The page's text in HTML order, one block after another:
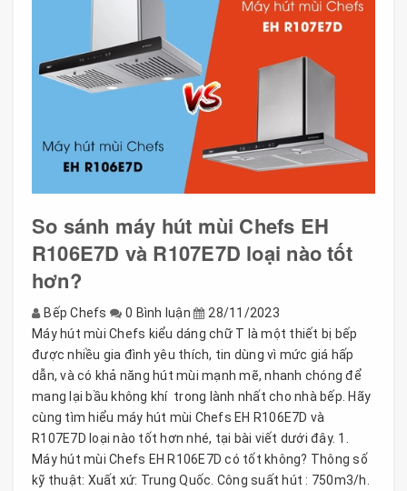
So sánh máy hút mùi Chefs EH
R106E7D và R107E7D loại nào tốt
hơn?
Bếp Chefs 0 Bình luận
28/11/2023
Máy hút mùi Chefs kiểu dáng chữ T là một thiết bị bếp
được nhiều gia đình yêu thích, tin dùng vì mức giá hấp
dẫn, và có khả năng hút mùi mạnh mẽ, nhanh chóng để
mang lại bầu không khí trong lành nhất cho nhà bếp. Hãy
cùng tìm hiểu máy hút mùi Chefs EH R106E7D và
R107E7D loại nào tốt hơn nhé, tại bài viết dưới đây. 1.
Máy hút mùi Chefs EH R106E7D có tốt không? Thông số
kỹ thuật: Xuất xứ: Trung Quốc. Công suất hút : 750m3/h.